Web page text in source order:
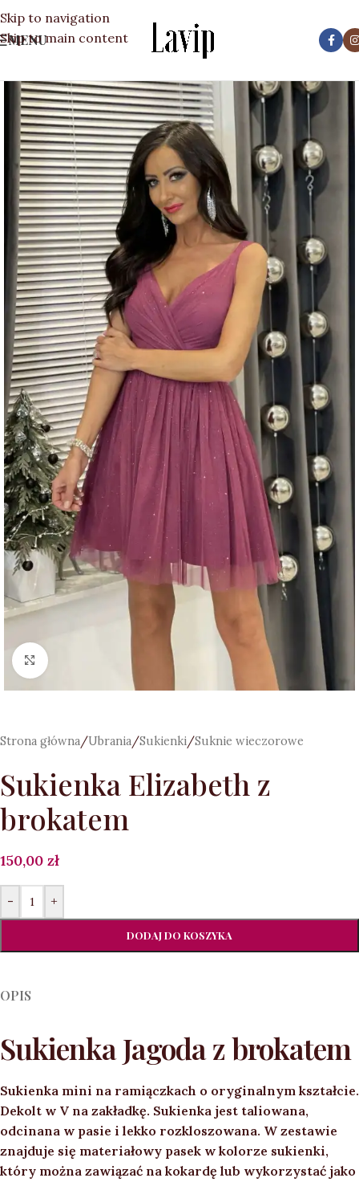
Skip to navigation
Skip to main content
MENU
Kliknij aby powiększyć
Strona główna/Ubrania/Sukienki/Suknie wieczorowe
Sukienka Elizabeth z
brokatem
150,00 zł
- +
DODAJ DO KOSZYKA
OPIS
Sukienka Jagoda z brokatem
Sukienka mini na ramiączkach o oryginalnym kształcie.
Dekolt w V na zakładkę. Sukienka jest taliowana,
odcinana w pasie i lekko rozkloszowana. W zestawie
znajduje się materiałowy pasek w kolorze sukienki,
który można zawiązać na kokardę lub wykorzystać jako